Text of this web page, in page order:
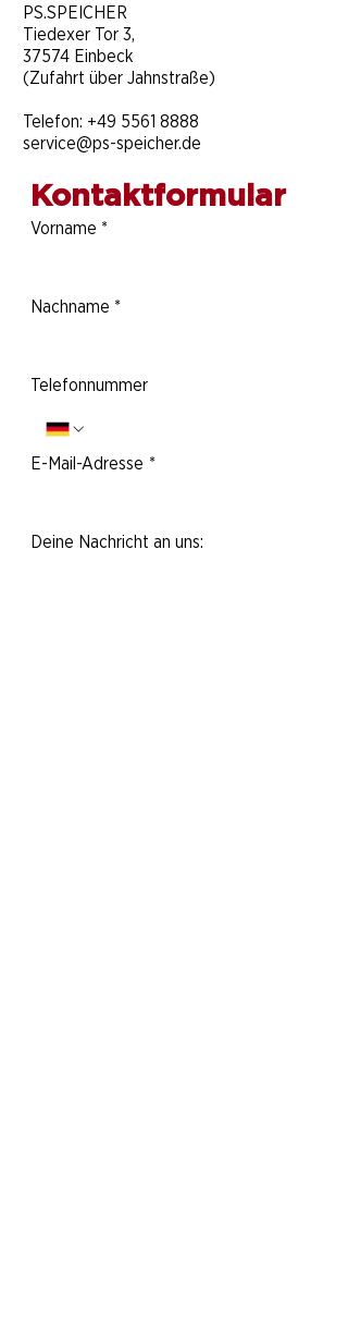
​PS.SPEICHER
Tiedexer Tor 3,
37574 Einbeck
(Zufahrt über Jahnstraße)
Telefon: +49 5561 8888
service@ps-speicher.de
Kontaktformular
Vorname *
Nachname *
Telefonnummer
E-Mail-Adresse *
Deine Nachricht an uns: